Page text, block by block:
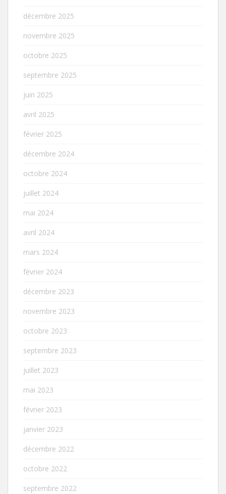
décembre 2025
novembre 2025
octobre 2025
septembre 2025
juin 2025
avril 2025
février 2025
décembre 2024
octobre 2024
juillet 2024
mai 2024
avril 2024
mars 2024
février 2024
décembre 2023
novembre 2023
octobre 2023
septembre 2023
juillet 2023
mai 2023
février 2023
janvier 2023
décembre 2022
octobre 2022
septembre 2022